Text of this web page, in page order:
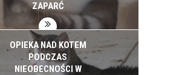
ZAPARĆ
OPIEKA NAD KOTEM
PODCZAS
NIEOBECNOŚCI W